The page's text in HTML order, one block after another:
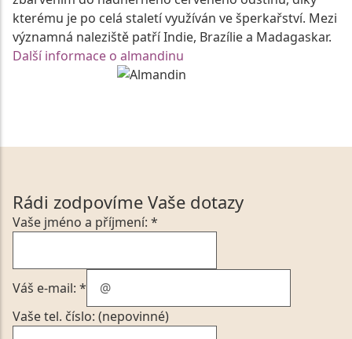
kterému je po celá staletí využíván ve šperkařství. Mezi
významná naleziště patří Indie, Brazílie a Madagaskar.
Další informace o almandinu
Rádi zodpovíme Vaše dotazy
Vaše jméno a příjmení: *
Váš e-mail: *
Vaše tel. číslo: (nepovinné)